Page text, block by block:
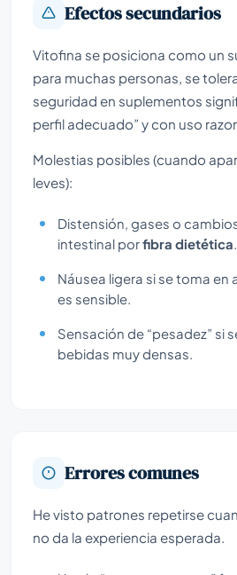
Efectos secundarios
Vitofina se posiciona como un
para muchas personas, se
seguridad en suplementos
perfil adecuado” y con uso
Molestias posibles (cuando
leves):
Distensión, gases o
intestinal porfibra dietética.
Náusea ligera si se toma en
es sensible.
Sensación de “pesadez” si
bebidas muy densas.
Errores comunes
He visto patrones repetirse
no da la experiencia esperada.